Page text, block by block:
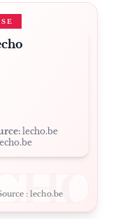
lecho.be
lecho.be
: lecho.be